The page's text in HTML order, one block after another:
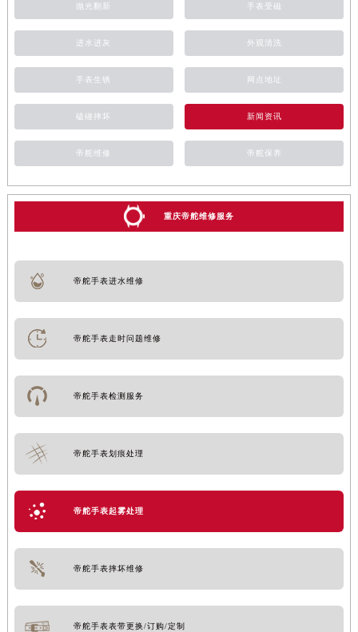
抛光翻新 手表受磁
进水进灰 外观清洗
手表生锈 网点地址
磕碰摔坏 新闻资讯
帝舵维修 帝舵保养
重庆帝舵维修服务
帝舵手表进水维修
帝舵手表走时问题维修
帝舵手表检测服务
帝舵手表划痕处理
帝舵手表起雾处理
帝舵手表摔坏维修
帝舵手表表带更换/订购/定制